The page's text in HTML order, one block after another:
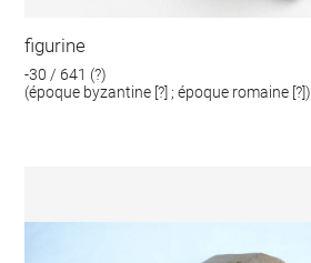
figurine
-30 / 641 (?)
(époque byzantine [?] ; époque romaine [?])